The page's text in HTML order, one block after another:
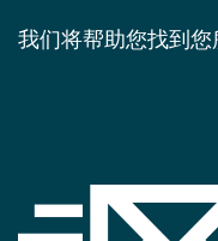
我们将帮助您找到